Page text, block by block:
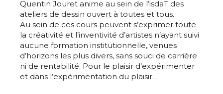
Quentin Jouret anime au sein de l’isdaT des
ateliers de dessin ouvert à toutes et tous.
Au sein de ces cours peuvent s’exprimer toute
la créativité et l’inventivité d’artistes n’ayant suivi
aucune formation institutionnelle, venues
d’horizons les plus divers, sans souci de carrière
ni de rentabilité. Pour le plaisir d’expérimenter
et dans l’expérimentation du plaisir…